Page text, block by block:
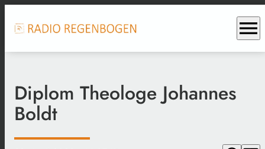
menu
Diplom Theologe Johannes
Boldt